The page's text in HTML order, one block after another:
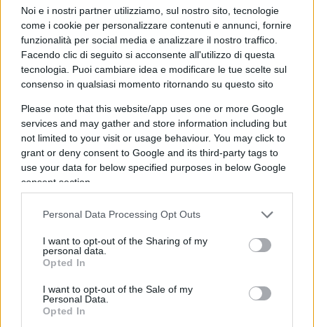
Noi e i nostri partner utilizziamo, sul nostro sito, tecnologie
come i cookie per personalizzare contenuti e annunci, fornire
funzionalità per social media e analizzare il nostro traffico.
Facendo clic di seguito si acconsente all'utilizzo di questa
tecnologia. Puoi cambiare idea e modificare le tue scelte sul
consenso in qualsiasi momento ritornando su questo sito
Please note that this website/app uses one or more Google
services and may gather and store information including but
not limited to your visit or usage behaviour. You may click to
grant or deny consent to Google and its third-party tags to
use your data for below specified purposes in below Google
consent section.
Personal Data Processing Opt Outs
I want to opt-out of the Sharing of my
personal data.
Opted In
I want to opt-out of the Sale of my
Personal Data.
Opted In
all’ennesimo j’accuse contro il Paese di merda che
ti ha fatto benestante e rinomata, il va’ in mona
scatta fatale in 50 sfumature di ogni colore. Ma
perché sempre questa scemenza del far sentire in
colpa a prescindere, perché questo andare in giro,
tra gente indifferente o perfino simpatizzante,
“ehi!, tu!, sono nera! Te ne sei accorto? Che c’è che
non va? Sei un razzista? L’Italia è un Paese
razzista?” e via solfeggiando sullo spartito BLM.
Anche basta.
Certo,Sanremo è Sanremo, per dire l’epitome del
, si passa da un succedaneo di cantante che
da sospettare) a Fiorello che prende in giro i
malati a vario titolo, a una attrice di moderata